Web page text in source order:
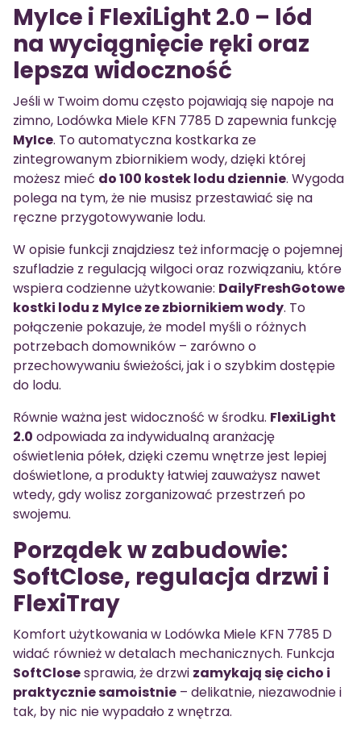
MyIce i FlexiLight 2.0 – lód
na wyciągnięcie ręki oraz
lepsza widoczność
Jeśli w Twoim domu często pojawiają się napoje na
zimno, Lodówka Miele KFN 7785 D zapewnia funkcję
MyIce. To automatyczna kostkarka ze
zintegrowanym zbiornikiem wody, dzięki której
możesz mieć do 100 kostek lodu dziennie. Wygoda
polega na tym, że nie musisz przestawiać się na
ręczne przygotowywanie lodu.
W opisie funkcji znajdziesz też informację o pojemnej
szufladzie z regulacją wilgoci oraz rozwiązaniu, które
wspiera codzienne użytkowanie: DailyFreshGotowe
kostki lodu z MyIce ze zbiornikiem wody. To
połączenie pokazuje, że model myśli o różnych
potrzebach domowników – zarówno o
przechowywaniu świeżości, jak i o szybkim dostępie
do lodu.
Równie ważna jest widoczność w środku. FlexiLight
2.0 odpowiada za indywidualną aranżację
oświetlenia półek, dzięki czemu wnętrze jest lepiej
doświetlone, a produkty łatwiej zauważysz nawet
wtedy, gdy wolisz zorganizować przestrzeń po
swojemu.
Porządek w zabudowie:
SoftClose, regulacja drzwi i
FlexiTray
Komfort użytkowania w Lodówka Miele KFN 7785 D
widać również w detalach mechanicznych. Funkcja
SoftClosesprawia, że drzwi zamykają się cicho i
praktycznie samoistnie – delikatnie, niezawodnie i
tak, by nic nie wypadało z wnętrza.